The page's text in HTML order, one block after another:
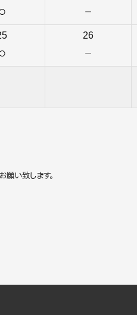
－
26
－
い致します。